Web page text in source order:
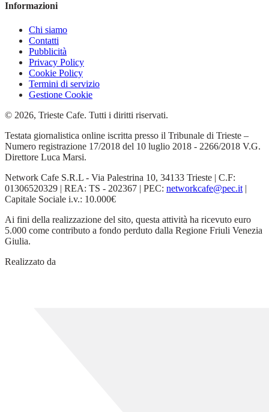
Informazioni
Chi siamo
Contatti
Pubblicità
Privacy Policy
Cookie Policy
Termini di servizio
Gestione Cookie
© 2026, Trieste Cafe. Tutti i diritti riservati.
Testata giornalistica online iscritta presso il Tribunale di Trieste –
Numero registrazione 17/2018 del 10 luglio 2018 - 2266/2018 V.G.
Direttore Luca Marsi.
Network Cafe S.R.L - Via Palestrina 10, 34133 Trieste | C.F:
01306520329 | REA: TS - 202367 | PEC: networkcafe@pec.it |
Capitale Sociale i.v.: 10.000€
Ai fini della realizzazione del sito, questa attività ha ricevuto euro
5.000 come contributo a fondo perduto dalla Regione Friuli Venezia
Giulia.
Realizzato da